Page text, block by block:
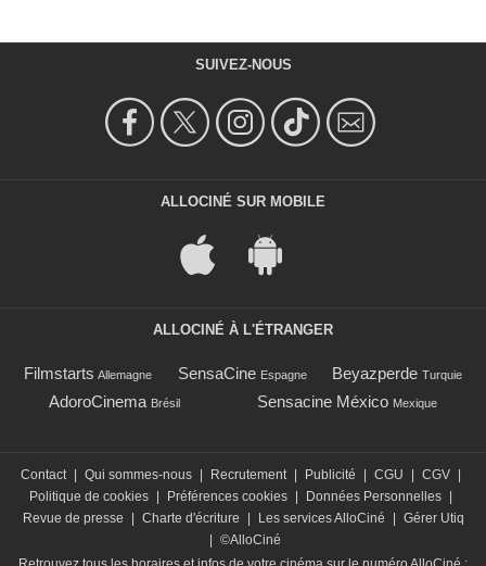
SUIVEZ-NOUS
ALLOCINÉ SUR MOBILE
ALLOCINÉ À L'ÉTRANGER
Filmstarts Allemagne SensaCine Espagne Beyazperde Turquie
AdoroCinema Brésil Sensacine México Mexique
Contact | Qui sommes-nous | Recrutement | Publicité | CGU | CGV |
Politique de cookies | Préférences cookies | Données Personnelles |
Revue de presse
| Charte d'écriture | Les services AlloCiné | Gérer Utiq
| ©AlloCiné